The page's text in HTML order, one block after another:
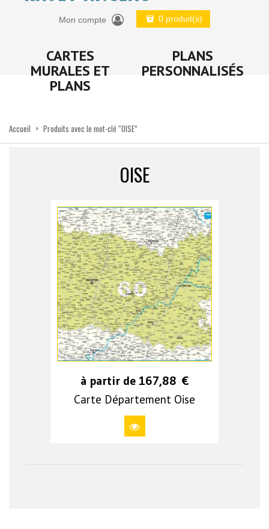
Mon compte 0 produit(s)
CARTES
MURALES ET
PLANS
PLANS
PERSONNALISÉS
Accueil > Produits avec le mot-clé “OISE”
OISE
à partir de 167,88 €
Carte Département Oise